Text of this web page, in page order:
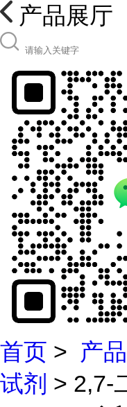
产品展厅
首页 > 产
试剂 > 2,7-